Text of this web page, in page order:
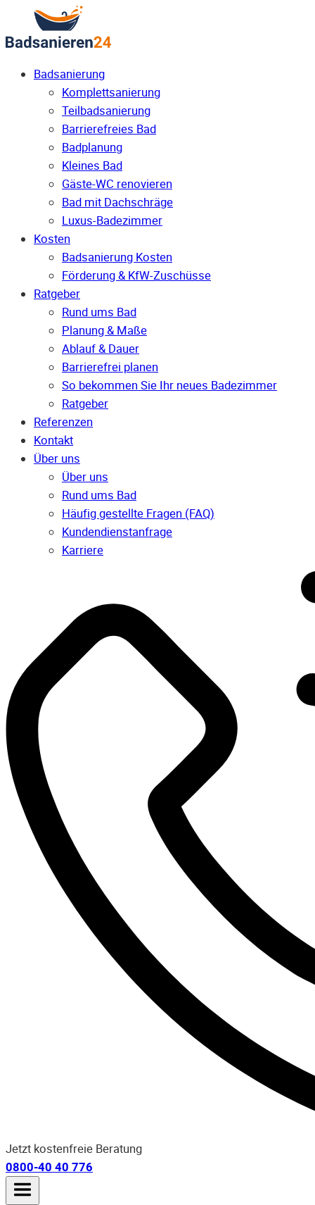
Badsanierung
Komplettsanierung
Teilbadsanierung
Barrierefreies Bad
Badplanung
Kleines Bad
Gäste-WC renovieren
Bad mit Dachschräge
Luxus-Badezimmer
Kosten
Badsanierung Kosten
Förderung & KfW-Zuschüsse
Ratgeber
Rund ums Bad
Planung & Maße
Ablauf & Dauer
Barrierefrei planen
So bekommen Sie Ihr neues Badezimmer
Ratgeber
Referenzen
Kontakt
Über uns
Über uns
Rund ums Bad
Häufig gestellte Fragen (FAQ)
Kunden­dienst­anfrage
Karriere
Jetzt kostenfreie Beratung
0800-40 40 776